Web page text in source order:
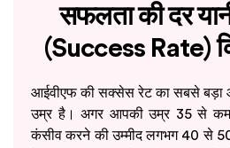
सफलता की दर
(Success Rate)
आईवीएफ की सक्सेस रेट का सबसे बड़ा
उम्र है। अगर आपकी उम्र 35 से कम
कंसीव करने की उम्मीद लगभग 40 से